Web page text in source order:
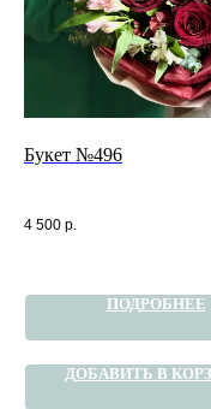
Букет №496
4 500 р.
ПОДРОБНЕЕ
ДОБАВИТЬ В